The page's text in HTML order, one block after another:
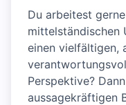
Du arbeitest
mittelständischen
einen vielfältigen,
Perspektive?
aussagekräftigen